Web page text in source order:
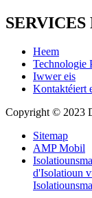
Heem
Technologie
Iwwer eis
Kontaktéiert
Copyright © 2023
Sitemap
AMP Mobil
d'Isolatioun